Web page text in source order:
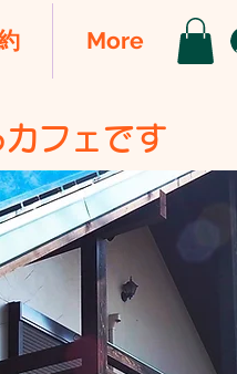
More
フェです